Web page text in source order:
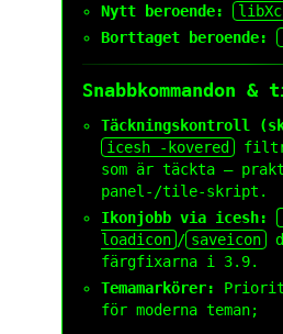
Nytt beroende:
Borttaget beroende:
Snabbkommandon &
Täckningskontroll
icesh -kovered
som är täckta –
panel-/tile-skript.
Ikonjobb via icesh:
loadicon / saveicon
färgfixarna i 3.9.
Temamarkörer:
för moderna teman;